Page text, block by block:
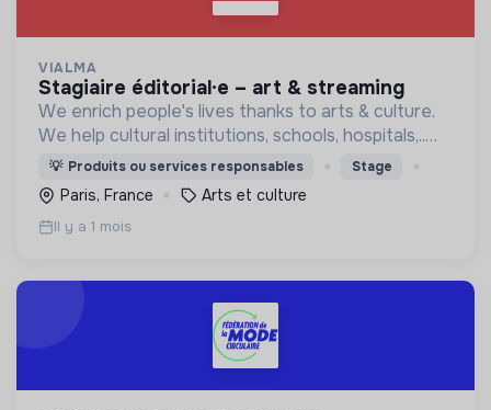
VIALMA
stagiaire éditorial·e – art & streaming
We enrich people's lives thanks to arts & culture.
We help cultural institutions, schools, hospitals,..
improve their audiences' well-being with curated
programmes available through streaming.
💡 Produits ou services responsables Stage
Paris, France Arts et culture
Il y a 1 mois